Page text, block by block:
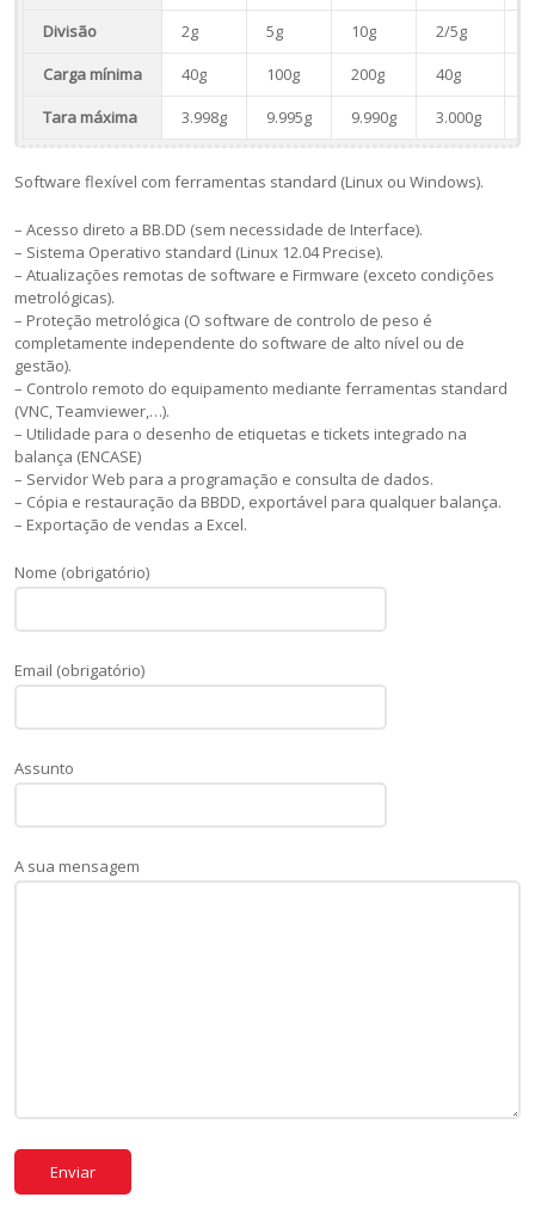
Divisão
2g 5g 10g 2/5g
Carga mínima
40g 100g 200g 40g
Tara máxima
3.998g 9.995g 9.990g 3.000g
Software flexível com ferramentas standard (Linux ou Windows).
– Acesso direto a BB.DD (sem necessidade de Interface).
– Sistema Operativo standard (Linux 12.04 Precise).
– Atualizações remotas de software e Firmware (exceto condições
metrológicas).
– Proteção metrológica (O software de controlo de peso é
completamente independente do software de alto nível ou de
gestão).
– Controlo remoto do equipamento mediante ferramentas standard
(VNC, Teamviewer,…).
– Utilidade para o desenho de etiquetas e tickets integrado na
balança (ENCASE)
– Servidor Web para a programação e consulta de dados.
– Cópia e restauração da BBDD, exportável para qualquer balança.
– Exportação de vendas a Excel.
Nome (obrigatório)
Email (obrigatório)
Assunto
A sua mensagem